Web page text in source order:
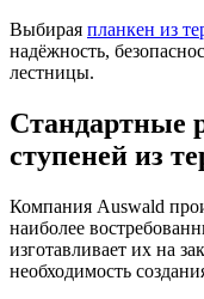
Выбирая планкен из
надёжность,
лестницы.
Стандартные
ступеней из
Компания Auswald
наиболее
изготавливает их на
необходимость